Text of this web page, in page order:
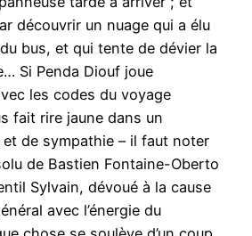
découvrir un nuage qui a élu
bus, et qui tente de dévier la
Si Penda Diouf joue
les codes du voyage
fait rire jaune dans un
et de sympathie – il faut noter
de Bastien Fontaine-Oberto
Sylvain, dévoué à la cause
avec l’énergie du